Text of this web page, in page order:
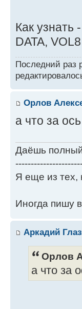
¦¦Device
¦
Как узнать
DATA,
Последний раз
Орлов
а что за
Даёшь
Я еще из тех,
Иногда пишу
Аркадий
Орлов
а что за